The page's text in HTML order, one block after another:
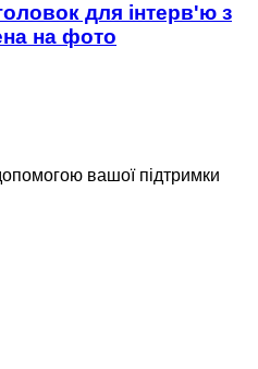
для інтерв'ю з
на фото
вашої підтримки